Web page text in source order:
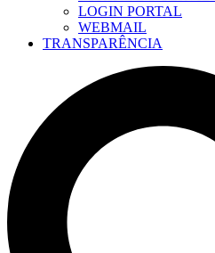
LOGIN PORTAL
WEBMAIL
TRANSPARÊNCIA